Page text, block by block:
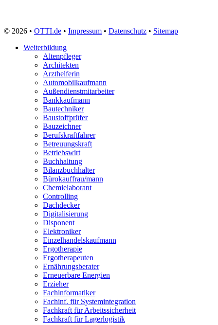
Zweiradmechaniker
© 2026 • OTTI.de • Impressum • Datenschutz • Sitemap
Weiterbildung
Altenpfleger
Architekten
Arzthelferin
Automobilkaufmann
Außendienstmitarbeiter
Bankkaufmann
Bautechniker
Baustoffprüfer
Bauzeichner
Berufskraftfahrer
Betreuungskraft
Betriebswirt
Buchhaltung
Bilanzbuchhalter
Bürokauffrau/mann
Chemielaborant
Controlling
Dachdecker
Digitalisierung
Disponent
Elektroniker
Einzelhandelskaufmann
Ergotherapie
Ergotherapeuten
Ernährungsberater
Erneuerbare Energien
Erzieher
Fachinformatiker
Fachinf. für Systemintegration
Fachkraft für Arbeitssicherheit
Fachkraft für Lagerlogistik